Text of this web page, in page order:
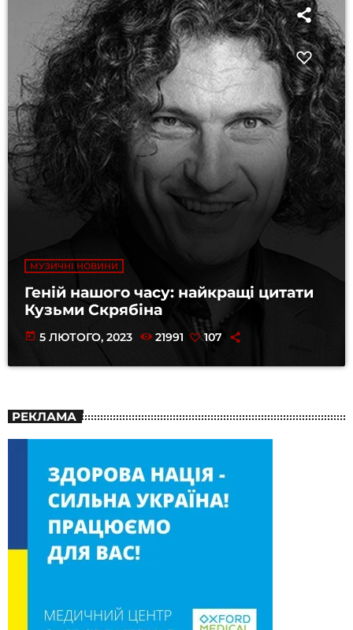
МУЗИЧНІ НОВИНИ
Геній нашого часу: найкращі цитати
Кузьми Скрябіна
today 5 ЛЮТОГО, 2023 21991 107
РЕКЛАМА